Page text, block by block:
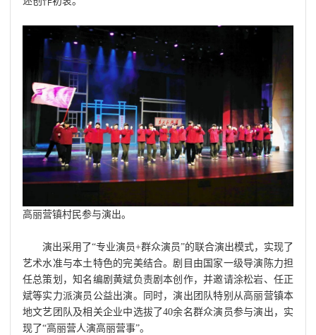
高丽营镇村民参与演出。
演出采用了“专业演员+群众演员”的联合演出模式，实现了
艺术水准与本土特色的完美结合。剧目由国家一级导演陈力担
任总策划，知名编剧黄斌负责剧本创作，并邀请涂松岩、任正
斌等实力派演员公益出演。同时，演出团队特别从高丽营镇本
地文艺团队及相关企业中选拔了40余名群众演员参与演出，实
现了“高丽营人演高丽营事”。